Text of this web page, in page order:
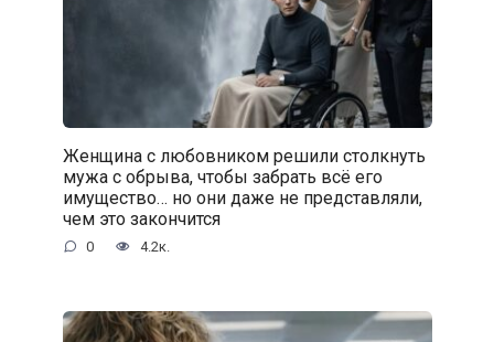
Женщина с любовником решили столкнуть
мужа с обрыва, чтобы забрать всё его
имущество… но они даже не представляли,
чем это закончится
0 4.2к.